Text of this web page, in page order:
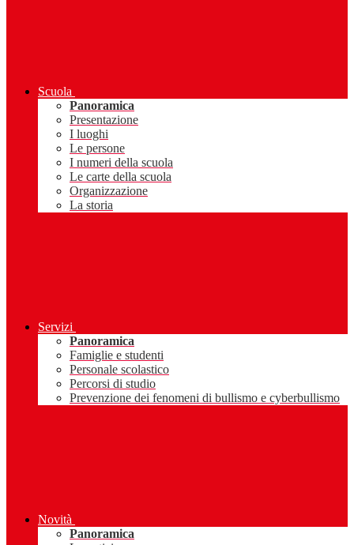
Scuola
Panoramica
Presentazione
I luoghi
Le persone
I numeri della scuola
Le carte della scuola
Organizzazione
La storia
Servizi
Panoramica
Famiglie e studenti
Personale scolastico
Percorsi di studio
Prevenzione dei fenomeni di bullismo e cyberbullismo
Novità
Panoramica